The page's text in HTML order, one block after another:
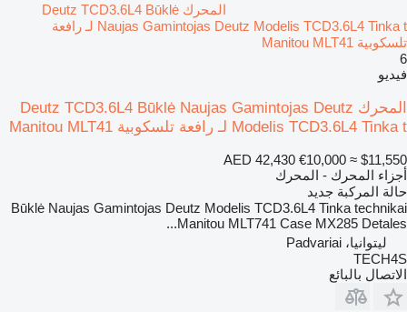
المحرك Deutz TCD3.6L4 Būklė
Naujas Gamintojas Deutz Modelis TCD3.6L4 Tinka t لـ رافعة
تلسكوبية Manitou MLT41
6
فيديو
المحرك Deutz TCD3.6L4 Būklė Naujas Gamintojas Deutz
Modelis TCD3.6L4 Tinka t لـ رافعة تلسكوبية Manitou MLT41
AED 42,430 €10,000 ≈ $11,550
أجزاء المحرك - المحرك
حالة المركبة جديد
Būklė Naujas Gamintojas Deutz Modelis TCD3.6L4 Tinka technikai
Manitou MLT741 Case MX285 Detales...
ليتوانيا، Padvariai
TECH4S
الاتصال بالبائع